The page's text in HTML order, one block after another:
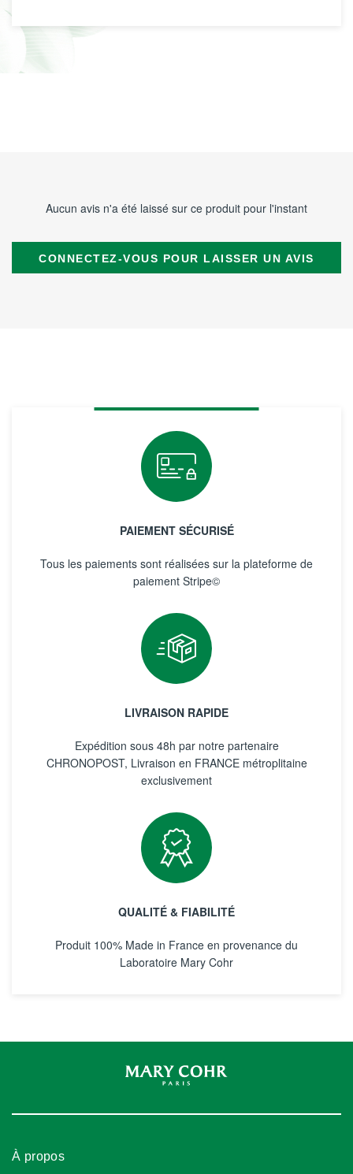
Aucun avis n'a été laissé sur ce produit pour l'instant
CONNECTEZ-VOUS POUR LAISSER UN AVIS
PAIEMENT SÉCURISÉ
Tous les paiements sont réalisées sur la plateforme de
paiement Stripe©
LIVRAISON RAPIDE
Expédition sous 48h par notre partenaire
CHRONOPOST, Livraison en FRANCE métroplitaine
exclusivement
QUALITÉ & FIABILITÉ
Produit 100% Made in France en provenance du
Laboratoire Mary Cohr
À propos